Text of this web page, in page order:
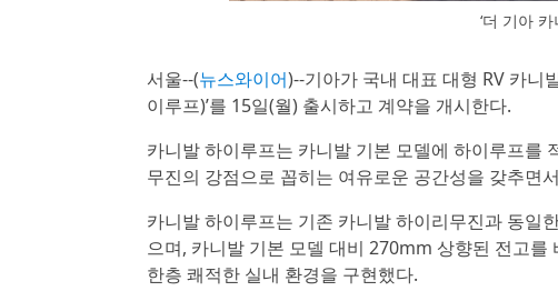
‘더 기아
서울--(뉴스와이어)--기아가 국내 대표 대형 RV 카니
이루프)’를 15일(월) 출시하고 계약을 개시한다.
카니발 하이루프는 카니발 기본 모델에 하이루프를
무진의 강점으로 꼽히는 여유로운 공간성을 갖추면
카니발 하이루프는 기존 카니발 하이리무진과 동일
으며, 카니발 기본 모델 대비 270mm 상향된 전고
한층 쾌적한 실내 환경을 구현했다.